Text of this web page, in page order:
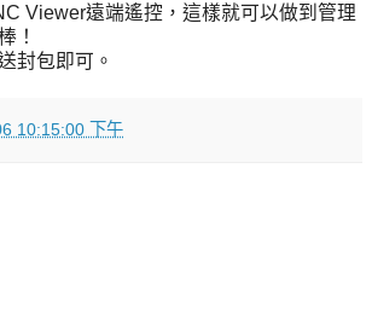
Viewer遠端遙控，這樣就可以做到管理
！
封包即可。
10:15:00 下午